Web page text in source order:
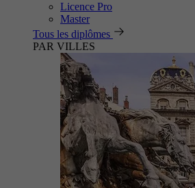
Licence Pro
Master
Tous les diplômes
PAR VILLES